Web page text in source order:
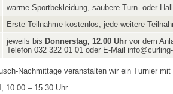
warme Sportbekleidung, saubere Turn- oder
Erste Teilnahme kostenlos, jede weitere
jeweils bis Donnerstag, 12.00 Uhr vor dem
Telefon 032 322 01 01 oder E-Mail
Nachmittage veranstalten wir ein Turnier
10.00 – 15.30 Uhr